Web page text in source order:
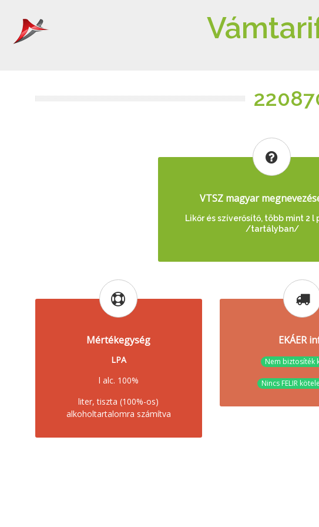
VTSZ magyar
Likőr és szíverősítő, több mint 2 l
/tartályban/
Mértékegység
LPA
l alc. 100%
liter, tiszta (100%-os)
alkoholtartalomra számítva
EKÁER
Nem biztosíték
Nincs FELIR